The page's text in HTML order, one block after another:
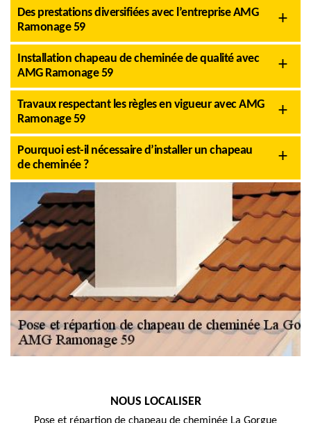
Des prestations diversifiées avec l’entreprise AMG
Ramonage 59
Installation chapeau de cheminée de qualité avec
AMG Ramonage 59
Travaux respectant les règles en vigueur avec AMG
Ramonage 59
Pourquoi est-il nécessaire d’installer un chapeau
de cheminée ?
NOUS LOCALISER